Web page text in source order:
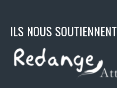
ILS NOUS SOUTIENNENT